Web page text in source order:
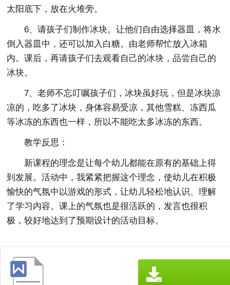
太阳底下，放在火堆旁。
6、请孩子们制作冰块。让他们自由选择器皿，将水
倒入器皿中，还可以加入白糖。由老师帮忙放入冰箱
内。课后，再请孩子们去观看自己的冰块，品尝自己的
冰块。
7、老师不忘叮嘱孩子们，冰块虽好玩，但是冰块凉
凉的，吃多了冰块，身体容易受凉，其他雪糕、冻西瓜
等冰冻的东西也一样，所以不能吃太多冰冻的东西。
教学反思：
新课程的理念是让每个幼儿都能在原有的基础上得
到发展。活动中，我紧紧把握这个理念，使幼儿在积极
愉快的气氛中以游戏的形式，让幼儿轻松地认识、理解
了学习内容。课上的气氛也是很活跃的，发言也很积
极，较好地达到了预期设计的活动目标。